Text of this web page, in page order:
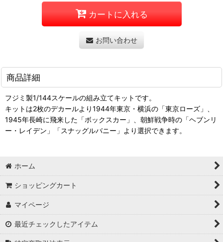
カートに入れる
お問い合わせ
商品詳細
フジミ製1/144スケールの組み立てキットです。
キットは2枚のデカールより1944年東京・横浜の「東京ローズ」、
1945年長崎に飛来した「ボックスカー」、朝鮮戦争時の「ヘブンリ
ー・レイデン」「スナッグルバニー」より選択できます。
ホーム
ショッピングカート
マイページ
最近チェックしたアイテム